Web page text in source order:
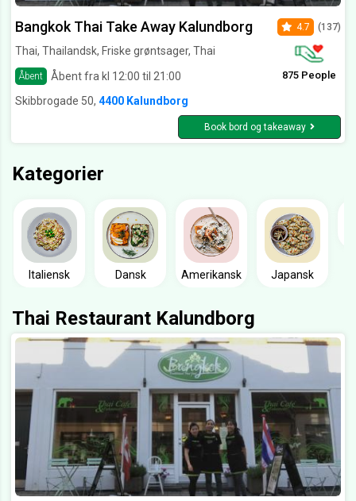
Bangkok Thai Take Away Kalundborg
Thai, Thailandsk, Friske grøntsager, Thai
Åbent Åbent fra kl 12:00 til 21:00
4.7 (137)
875 People
Skibbrogade 50, 4400 Kalundborg
Book bord og takeaway
Kategorier
Italiensk Dansk Amerikansk Japansk
Thai Restaurant Kalundborg